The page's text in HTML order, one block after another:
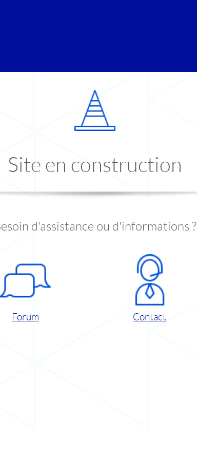
Site en construction
d'assistance ou d'informations ?
Forum Contact